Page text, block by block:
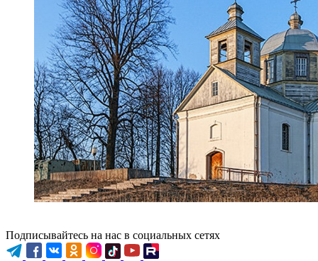
Подписывайтесь на нас в социальных сетях